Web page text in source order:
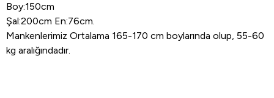
Boy:150cm
Şal:200cm En:76cm.
Mankenlerimiz Ortalama 165-170 cm boylarında olup, 55-60
kg aralığındadır.